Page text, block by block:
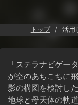
トップ 活用
「ステラナビゲー
が空のあちこちに
影の構図を検討し
地球と母天体の軌